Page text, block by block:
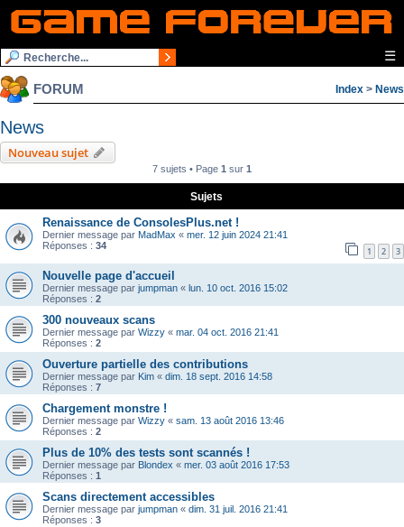
☰
FORUM Index > News
News
Nouveau sujet
7 sujets • Page 1 sur 1
Sujets
Renaissance de ConsolesPlus.net !
Dernier message par MadMax « mer. 12 juin 2024 21:41
Réponses : 34 1 2 3
Nouvelle page d'accueil
Dernier message par jumpman « lun. 10 oct. 2016 15:02
Réponses : 2
300 nouveaux scans
Dernier message par Wizzy « mar. 04 oct. 2016 21:41
Réponses : 2
Ouverture partielle des contributions
Dernier message par Kim « dim. 18 sept. 2016 14:58
Réponses : 7
Chargement monstre !
Dernier message par Wizzy « sam. 13 août 2016 13:46
Réponses : 2
Plus de 10% des tests sont scannés !
Dernier message par Blondex « mer. 03 août 2016 17:53
Réponses : 1
Scans directement accessibles
Dernier message par jumpman « dim. 31 juil. 2016 21:41
Réponses : 3